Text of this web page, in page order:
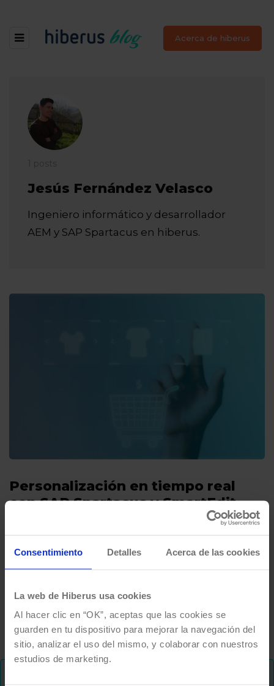
Consentimiento Detalles Acerca de las cookies
La web de Hiberus usa cookies
Al hacer clic en “OK”, aceptas que las cookies se
guarden en tu dispositivo para mejorar la navegación del
sitio, analizar el uso del mismo, y colaborar con nuestros
estudios de marketing.
Acerca de hiberus
Jesús Fernández Velasco
Ingeniero informático y desarrollador
AEM y SAP Spartacus en hiberus.
Personalización en tiempo real
con SAP Spartacus y SmartEdit
5 Mins de lectura
SAP SmartEdit es una herramienta visual de
gestión de contenido diseñada
y edición en tiempo real de…